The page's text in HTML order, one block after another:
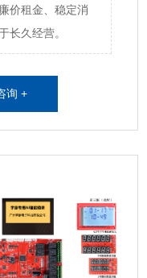
价租金、稳定消
长久经营。
询 +